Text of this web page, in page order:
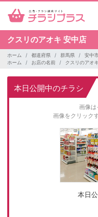
クスリのアオキ 安中店
ホーム 都道府県 群馬県
安中
ホーム
お店の名前 クスリのアオキ
本日公開中のチラシ
画像は
画像をクリック
本日